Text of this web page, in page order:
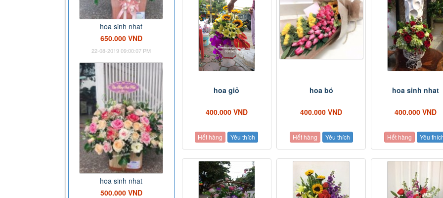
hoa giỏ
400.000 VND
Hết hàng Yêu thích
hoa bó
400.000 VND
Hết hàng Yêu thích
hoa sinh nhat
400.000 VND
Hết hàng Yêu
hoa sinh nhat
650.000 VND
22-08-2019 09:00:07 PM
hoa sinh nhat
500.000 VND